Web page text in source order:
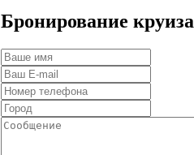
Бронирование круиза